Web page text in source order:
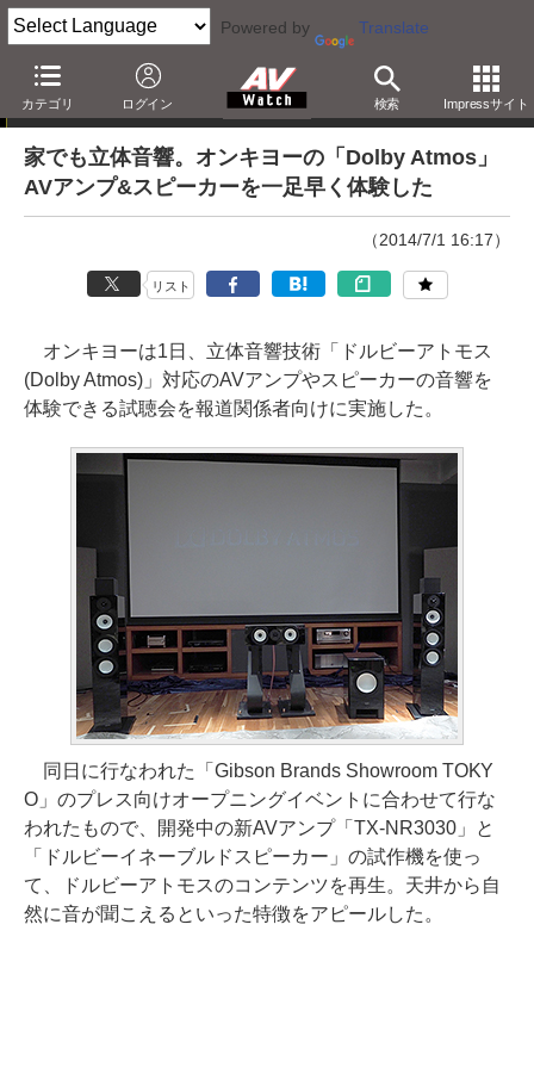
Powered by Translate
カテゴリ ログイン 検索 Impressサイト
ニュース
家でも立体音響。オンキヨーの「Dolby Atmos」
AVアンプ&スピーカーを一足早く体験した
（2014/7/1 16:17）
リスト
オンキヨーは1日、立体音響技術「ドルビーアトモス
(Dolby Atmos)」対応のAVアンプやスピーカーの音響を
体験できる試聴会を報道関係者向けに実施した。
同日に行なわれた「Gibson Brands Showroom TOKY
O」のプレス向けオープニングイベントに合わせて行な
われたもので、開発中の新AVアンプ「TX-NR3030」と
「ドルビーイネーブルドスピーカー」の試作機を使っ
て、ドルビーアトモスのコンテンツを再生。天井から自
然に音が聞こえるといった特徴をアピールした。